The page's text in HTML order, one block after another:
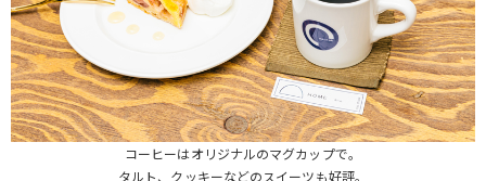
コーヒーはオリジナルのマグカップで。
タルト、クッキーなどのスイーツも好評。